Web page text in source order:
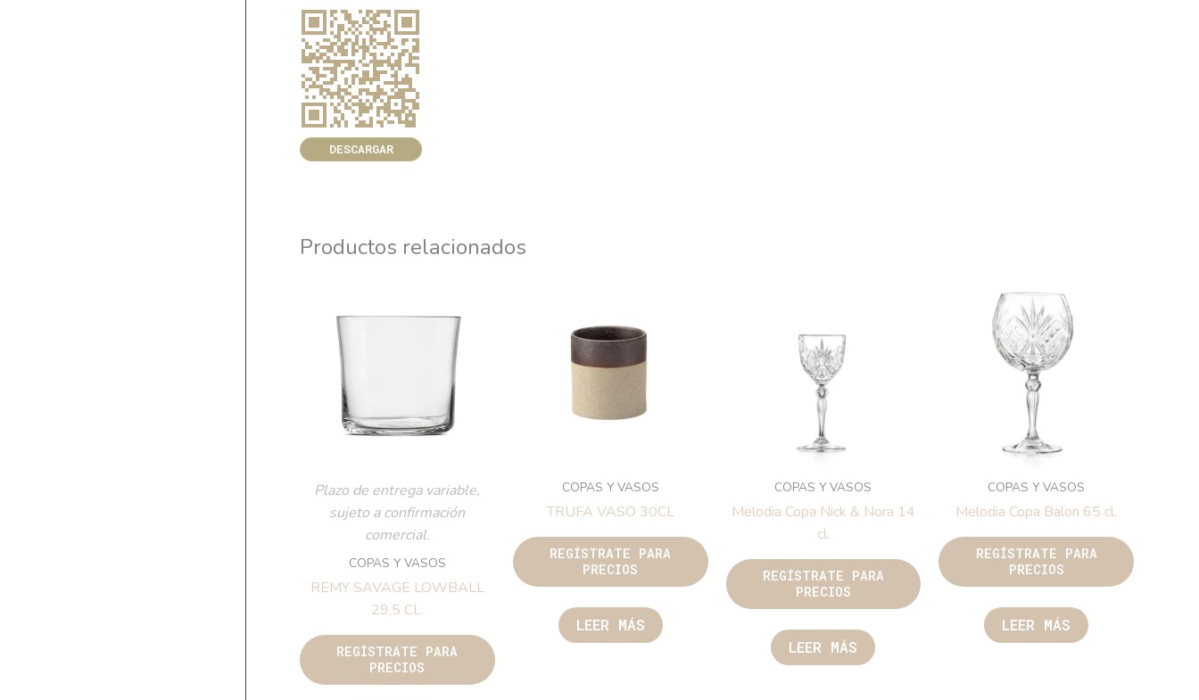
DESCARGAR
Productos relacionados
Plazo de entrega variable,
sujeto a confirmación
comercial.
COPAS Y VASOS
REMY SAVAGE LOWBALL
29,5 CL.
REGÍSTRATE PARA
PRECIOS
COPAS Y VASOS
TRUFA VASO 30CL
REGÍSTRATE PARA
PRECIOS
LEER MÁS
COPAS Y VASOS
Melodia Copa Nick & Nora 14
cl.
REGÍSTRATE PARA
PRECIOS
LEER MÁS
COPAS Y VASOS
Melodia Copa Balon 65 cl.
REGÍSTRATE PARA
PRECIOS
LEER MÁS